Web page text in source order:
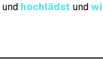
und hochlädst und